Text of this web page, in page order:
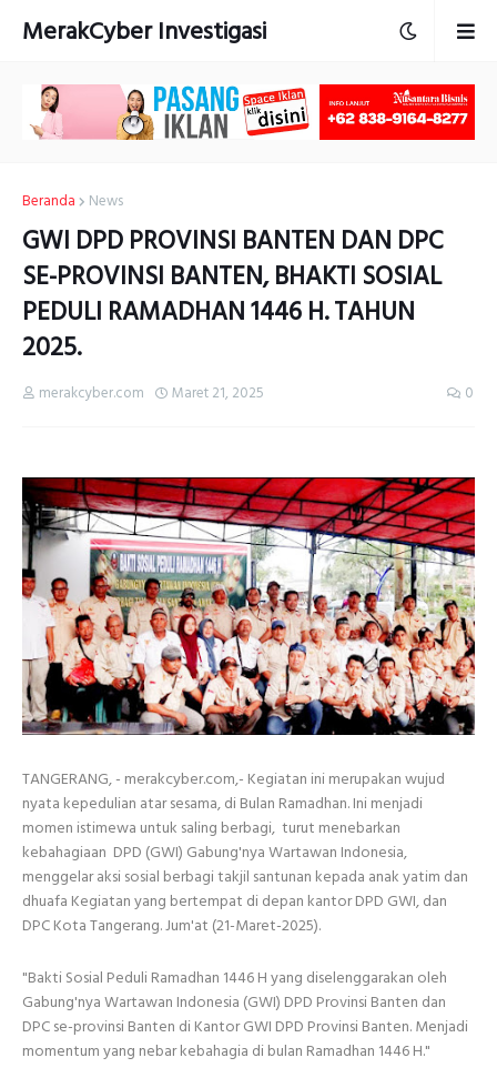
MerakCyber Investigasi
Beranda News
GWI DPD PROVINSI BANTEN DAN DPC
SE-PROVINSI BANTEN, BHAKTI SOSIAL
PEDULI RAMADHAN 1446 H. TAHUN
2025.
merakcyber.com Maret 21, 2025 0
TANGERANG, - merakcyber.com,- Kegiatan ini merupakan wujud
nyata kepedulian atar sesama, di Bulan Ramadhan. Ini menjadi
momen istimewa untuk saling berbagi, turut menebarkan
kebahagiaan DPD (GWI) Gabung'nya Wartawan Indonesia,
menggelar aksi sosial berbagi takjil santunan kepada anak yatim dan
dhuafa Kegiatan yang bertempat di depan kantor DPD GWI, dan
DPC Kota Tangerang. Jum'at (21-Maret-2025).
"Bakti Sosial Peduli Ramadhan 1446 H yang diselenggarakan oleh
Gabung'nya Wartawan Indonesia (GWI) DPD Provinsi Banten dan
DPC se-provinsi Banten di Kantor GWI DPD Provinsi Banten. Menjadi
momentum yang nebar kebahagia di bulan Ramadhan 1446 H."